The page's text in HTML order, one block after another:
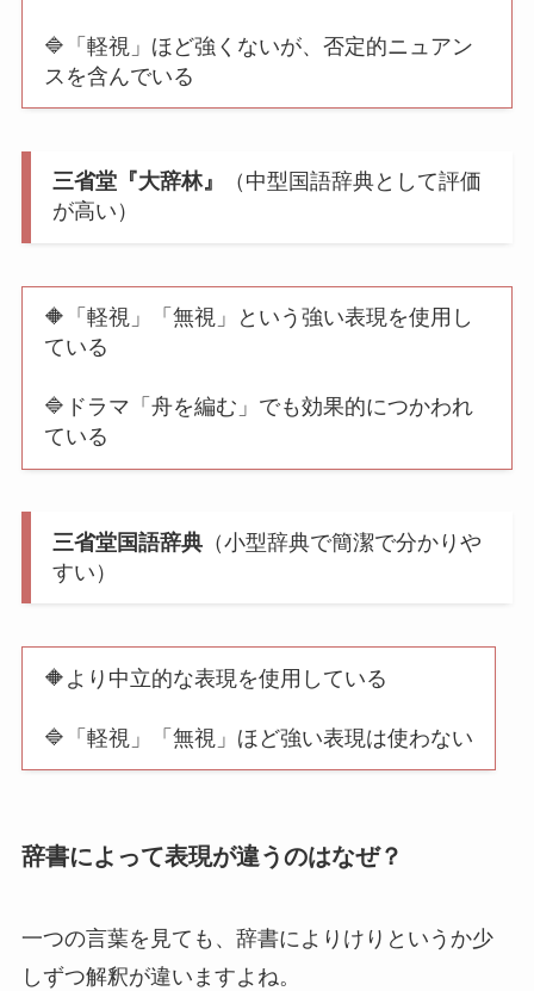
🔷「軽視」ほど強くないが、否定的ニュアン
スを含んでいる
三省堂『大辞林』
（中型国語辞典として評価
が高い）
🔶「軽視」「無視」という強い表現を使用し
ている
🔷ドラマ「舟を編む」でも効果的につかわれ
ている
三省堂国語辞典（小型辞典で簡潔で分かりや
すい）
🔶より中立的な表現を使用している
🔷「軽視」「無視」ほど強い表現は使わない
辞書によって表現が違うのはなぜ？
一つの言葉を見ても、辞書によりけりというか少
しずつ解釈が違いますよね。